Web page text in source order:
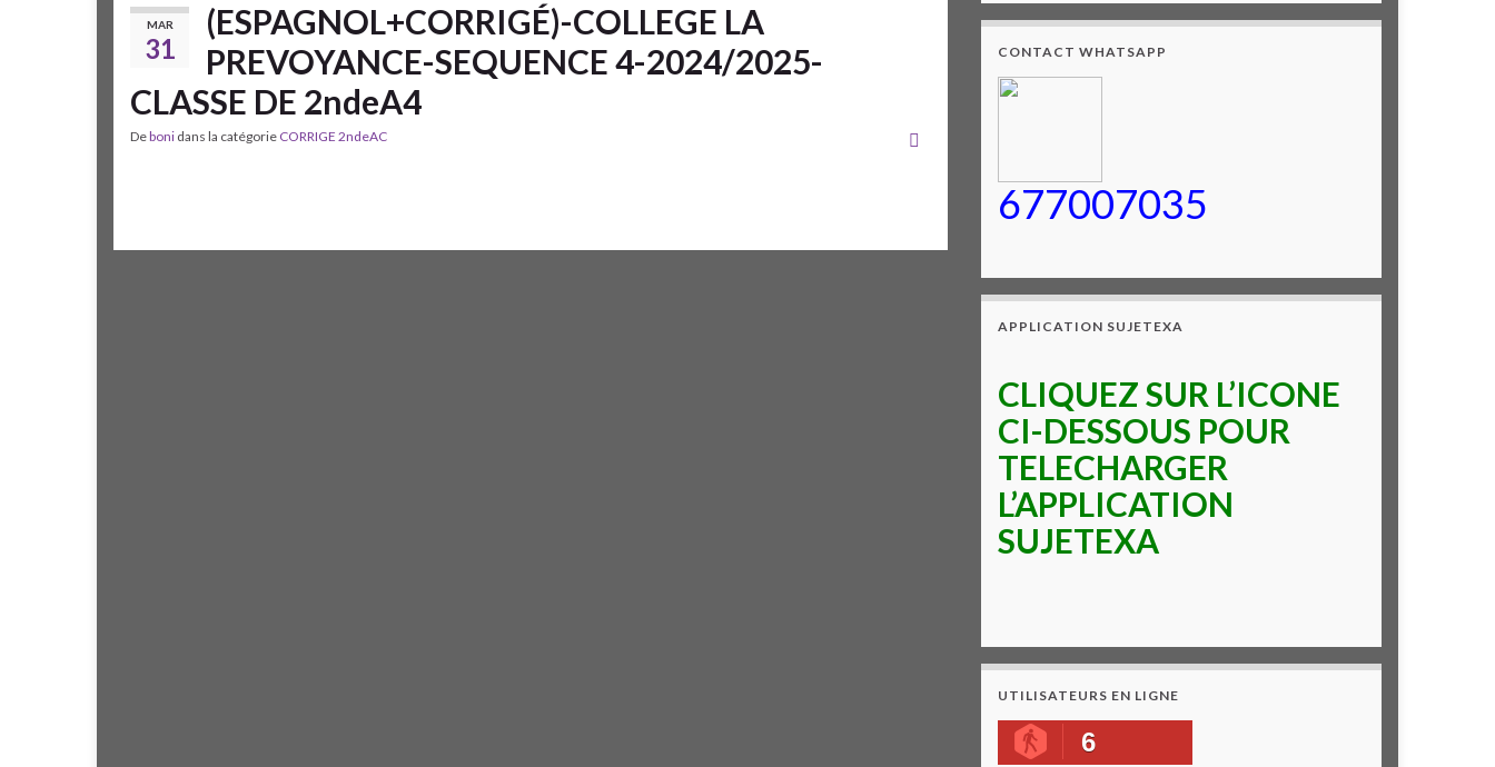
MAR
31
(ESPAGNOL+CORRIGÉ)-COLLEGE LA
PREVOYANCE-SEQUENCE 4-2024/2025-
CLASSE DE 2ndeA4
Deboni dans la catégorie CORRIGE 2ndeAC
CONTACT WHATSAPP
677007035
APPLICATION SUJETEXA
CLIQUEZ SUR L’ICONE
CI-DESSOUS POUR
TELECHARGER
L’APPLICATION
SUJETEXA
UTILISATEURS EN LIGNE
6